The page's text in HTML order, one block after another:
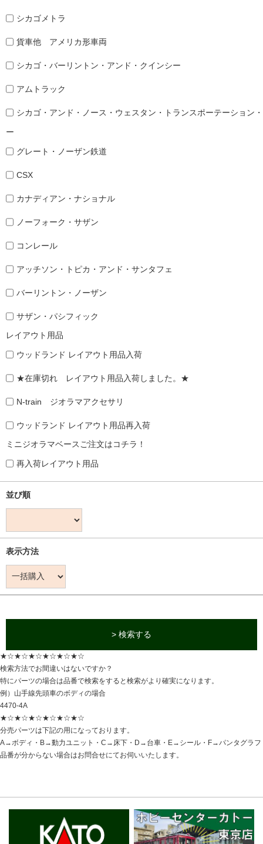
シカゴメトラ
貨車他 アメリカ形車両
シカゴ・バーリントン・アンド・クインシー
アムトラック
シカゴ・アンド・ノース・ウェスタン・トランスポーテーション
ー
グレート・ノーザン鉄道
CSX
カナディアン・ナショナル
ノーフォーク・サザン
コンレール
アッチソン・トピカ・アンド・サンタフェ
バーリントン・ノーザン
サザン・パシフィック
レイアウト用品
ウッドランド レイアウト用品入荷
★在庫切れ レイアウト用品入荷しました。★
N-train ジオラマアクセサリ
ウッドランド レイアウト用品再入荷
ミニジオラマベースご注文はコチラ！
再入荷レイアウト用品
並び順
表示方法
> 検索する
★☆★☆★☆★☆★☆★☆
検索方法でお間違いはないですか？
特にパーツの場合は品番で検索をすると検索がより確実になります。
例）山手線先頭車のボディの場合
4470-4A
★☆★☆★☆★☆★☆★☆
分売パーツは下記の用になっております。
A→ボディ・B→動力ユニット・C→床下・D→台車・E→シール・F→パンタグラフ
品番が分からない場合はお問合せにてお伺いいたします。